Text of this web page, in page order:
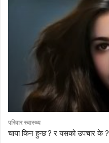
परिवार स्वास्थ्य
चाया किन हुन्छ ? र यसको उपचार के ?